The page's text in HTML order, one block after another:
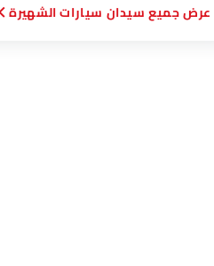
سيدان سيارات الشهيرة